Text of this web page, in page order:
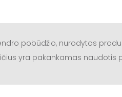
pobūdžio, nurodytos
yra pakankamas naudotis